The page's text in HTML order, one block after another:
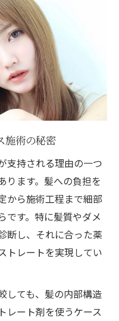
施術の秘密
支持される理由の一つ
ります。髪への負担を
から施術工程まで細部
です。特に髪質やダメ
断し、それに合った薬
トレートを実現してい
しても、髪の内部構造
レート剤を使うケース